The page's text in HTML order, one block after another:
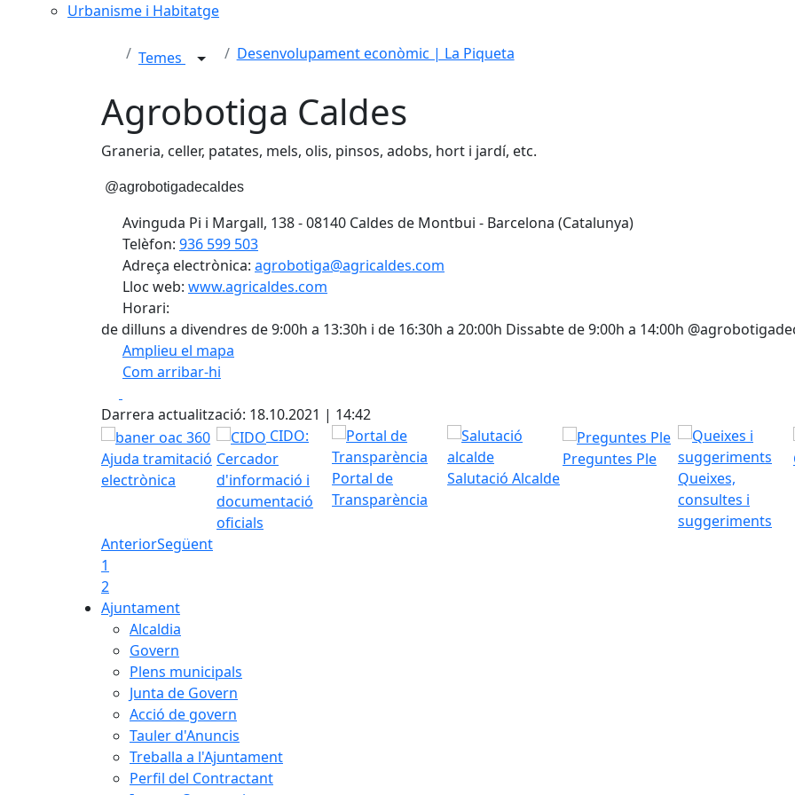
Urbanisme i Habitatge
Temes Desenvolupament econòmic | La Piqueta
Agrobotiga Caldes
Graneria, celler, patates, mels, olis, pinsos, adobs, hort i jardí, etc.
@agrobotigadecaldes
Avinguda Pi i Margall, 138 - 08140 Caldes de Montbui - Barcelona (Catalunya)
Telèfon: 936 599 503
Adreça electrònica: agrobotiga@agricaldes.com
Lloc web: www.agricaldes.com
Horari:
de dilluns a divendres de 9:00h a 13:30h i de 16:30h a 20:00h Dissabte de 9:00h a 14:00h
Amplieu el mapa
Com arribar-hi
+
−
Darrera actualització: 18.10.2021 | 14:42
Ajuda tramitació
electrònica
CIDO:
Cercador
d'informació i
documentació
oficials
Portal de
Transparència
Salutació Alcalde
Preguntes Ple
Queixes,
consultes i
suggeriments
AnteriorSegüent
1
2
Ajuntament
Alcaldia
Govern
Plens municipals
Junta de Govern
Acció de govern
Tauler d'Anuncis
Treballa a l'Ajuntament
Perfil del Contractant